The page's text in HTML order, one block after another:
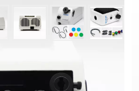
电源范围宽，0 -100%连续调节，双位